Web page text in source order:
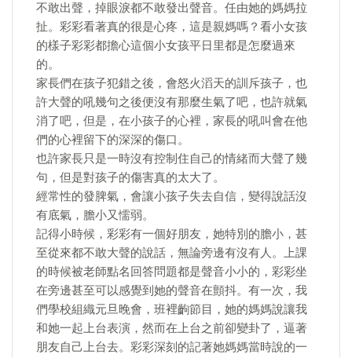
不敢出聲，掉眼淚都不敢發出聲音。任由她的媽媽拉
扯。彩彩看著真的很是心疼，這是親媽嗎？看小女孩
的樣子彩彩都擔心這個小女孩平日里都是怎麼過來
的。
家長們在孩子犯錯之後，會怒火滔天的訓斥孩子，也
許大聲的吼幾句之後便沒有那麼生氣了吧，也許就氣
消了吧，但是，在小孩子的心裡，家長的吼叫會在他
們的心裡留下的深深的傷口。
也許家長只是一時沒有控制住自己的情緒而大聲了幾
句，但是對孩子的傷害真的太大了。
經常性的發脾氣，會讓小孩子失去自信，變得說話沒
有底氣，膽小又懦弱。
記得小時候，彩彩有一個好朋友，她特別的膽小，甚
至從來都不敢大聲的說話，無論旁邊有沒有人。上課
的時候被老師點名回答問題都是聲音小小的，彩彩坐
在旁邊甚至可以感覺到她的聲音在顫抖。有一次，我
們學校組織元旦晚會，班裡齣節目，她的媽媽說讓我
和她一起上台表演，然而在上台之前卻變卦了，逼著
朋友自己上台去。彩彩深刻的記著她媽媽當時說的一